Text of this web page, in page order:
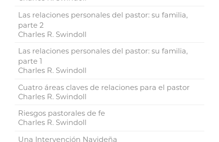
Las relaciones personales del pastor: su familia,
parte 2
Charles R. Swindoll
Las relaciones personales del pastor: su familia,
parte 1
Charles R. Swindoll
Cuatro áreas claves de relaciones para el pastor
Charles R. Swindoll
Riesgos pastorales de fe
Charles R. Swindoll
Una Intervención Navideña